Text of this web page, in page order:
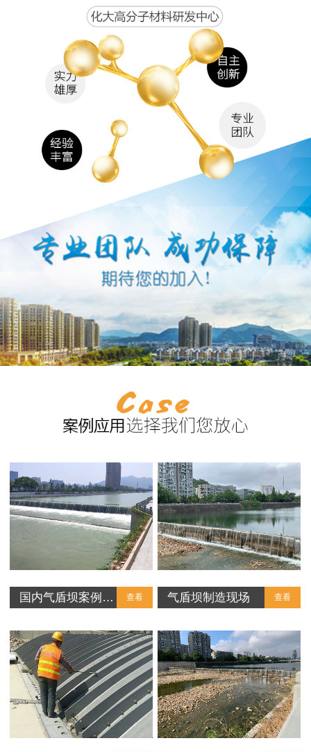
国内气盾坝案例… 查看 气盾坝制造现场 查看